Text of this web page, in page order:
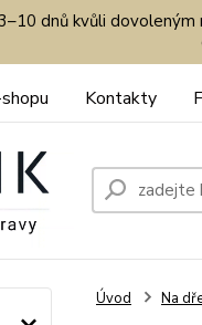
dnů kvůli
Kontakty
Úvod Na